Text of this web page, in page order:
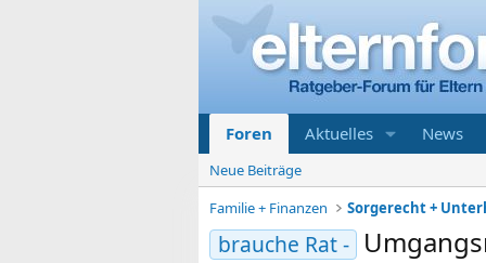
Foren Aktuelles News
Neue Beiträge
Familie + Finanzen
brauche Rat -